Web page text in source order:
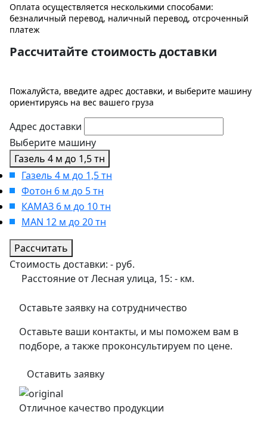
Оплата осуществляется несколькими способами:
безналичный перевод, наличный перевод, отсроченный
платеж
Рассчитайте стоимость доставки
Пожалуйста, введите адрес доставки, и выберите машину
ориентируясь на вес вашего груза
Адрес доставки
Выберите машину
Газель 4 м до 1,5 тн
Газель 4 м до 1,5 тн
Фотон 6 м до 5 тн
КАМАЗ 6 м до 10 тн
MAN 12 м до 20 тн
Рассчитать
Стоимость доставки: - руб.
Расстояние от Лесная улица, 15: - км.
Оставьте заявку на сотрудничество
Оставьте ваши контакты, и мы поможем вам в
подборе, а также проконсультируем по цене.
Оставить заявку
Отличное качество продукции